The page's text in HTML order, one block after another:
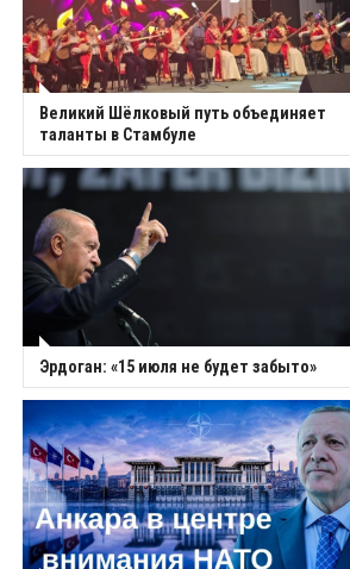
Великий Шёлковый путь объединяет
таланты в Стамбуле
Эрдоган: «15 июля не будет забыто»